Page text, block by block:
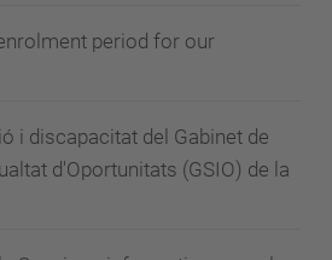
period for our
i discapacitat del Gabinet de
d'Oportunitats (GSIO) de la